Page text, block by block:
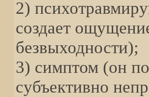
2)
создает
безвыходности);
3) симптом (он
субъективно